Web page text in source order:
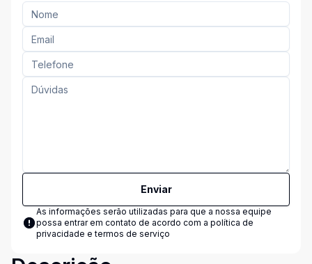
Enviar
As informações serão utilizadas para que a nossa equipe
possa entrar em contato de acordo com a política de
privacidade e termos de serviço